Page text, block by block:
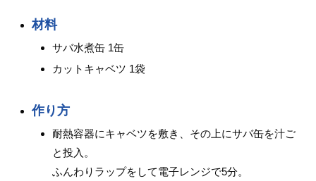
材料
サバ水煮缶 1缶
カットキャベツ 1袋
作り方
耐熱容器にキャベツを敷き、その上にサバ缶を汁ご
と投入。
ふんわりラップをして電子レンジで5分。